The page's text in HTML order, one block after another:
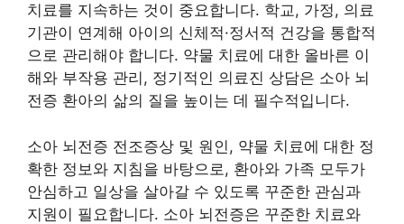
치료를 지속하는 것이 중요합니다. 학교, 가정, 의료
기관이 연계해 아이의 신체적·정서적 건강을 통합적
으로 관리해야 합니다. 약물 치료에 대한 올바른 이
해와 부작용 관리, 정기적인 의료진 상담은 소아 뇌
전증 환아의 삶의 질을 높이는 데 필수적입니다.
소아 뇌전증 전조증상 및 원인, 약물 치료에 대한 정
확한 정보와 지침을 바탕으로, 환아와 가족 모두가
안심하고 일상을 살아갈 수 있도록 꾸준한 관심과
지원이 필요합니다. 소아 뇌전증은 꾸준한 치료와